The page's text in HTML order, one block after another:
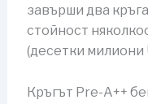
завърши два
стойност
(десетки милиони
Кръгът Pre-A++